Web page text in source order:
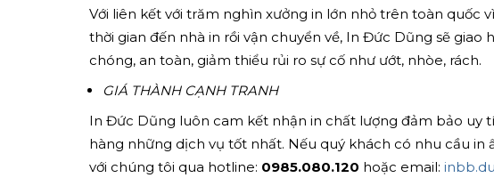
Với liên kết với trăm nghìn xưởng in lớn nhỏ trên toàn quốc
thời gian đến nhà in rồi vận chuyển về, In Đức Dũng sẽ
chóng, an toàn, giảm thiểu rủi ro sự cố như ướt, nhòe, rách.
GIÁ THÀNH CẠNH TRANH
In Đức Dũng luôn cam kết nhận in chất lượng đảm bảo uy
hàng những dịch vụ tốt nhất. Nếu quý khách có nhu cầu
với chúng tôi qua hotline: 0985.080.120 hoặc email: